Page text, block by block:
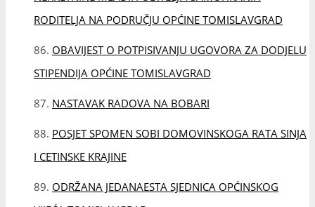
ODRŽANA JEDANAESTA SJEDNICA OPĆINSKOG
FONDACIJA ZA PRUŽANJE POMOĆI U RJEŠAVANJU
POPULACIJE OBJAVILA JAVNI POZIV
ODRŽANA OBUKA ZA ČLANOVE STOŽERA CIVILNE
ZAŠTITE OPĆINE TOMISLAVGRAD I GRADA LIVNA
PRVI INTERAKTIVNI MUZEJ GANGE U BOSNI I